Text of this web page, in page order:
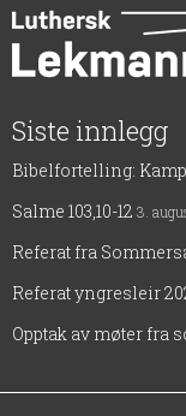
Siste innlegg
Bibelfortelling:
Salme 103,10-12 3.
Referat fra
Referat yngresleir
Opptak av møter fra